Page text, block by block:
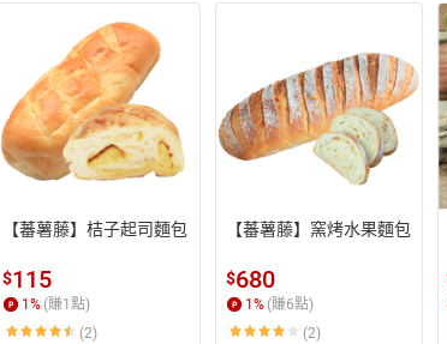
【蕃薯藤】桔子起司麵包
$115
1 % (賺1 點)
(2)
【蕃薯藤】窯烤水果麵包
$680
1 % (賺6點)
(2)